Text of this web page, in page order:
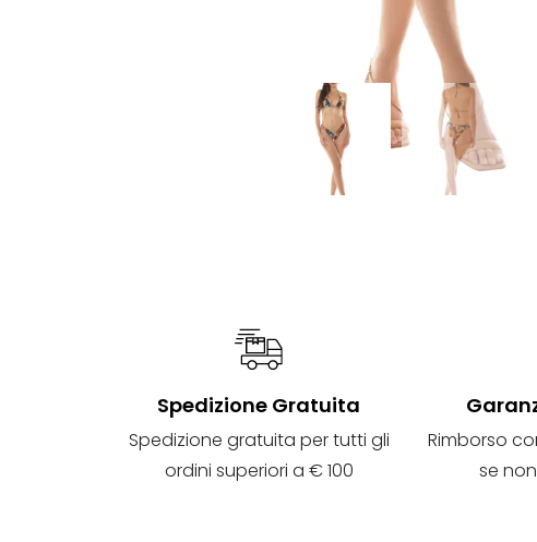
Spedizione Gratuita
Spedizione gratuita per tutti gli
ordini superiori a € 100
Rimborso
se